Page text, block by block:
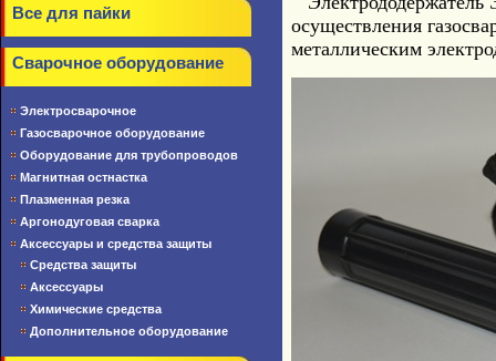
Все для пайки
Сварочное оборудование
Электросварочное
Газосварочное оборудование
Оборудование для трубопроводов
Магнитная остнастка
Плазменная резка
Аргонодуговая сварка
Аксессуары и средства защиты
Средства защиты
Аксессуары
Химические средства
Дополнительное оборудование
осуществления
металлическим